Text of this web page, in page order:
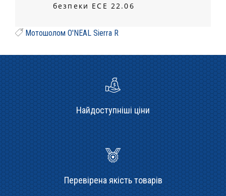
безпеки ECE 22.06
Мотошолом O'NEAL Sierra R
Найдоступніші ціни
Перевірена якість товарів